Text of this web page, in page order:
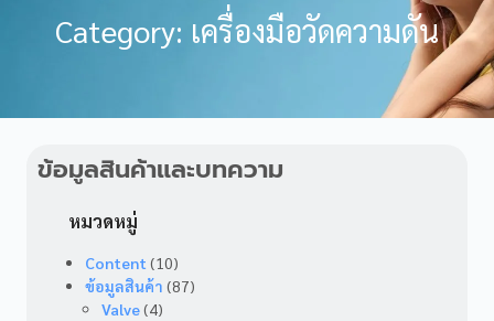
Category: เครื่องมือวัดความดัน
ข้อมูลสินค้าและบทความ
หมวดหมู่
Content (10)
ข้อมูลสินค้า (87)
Valve(4)